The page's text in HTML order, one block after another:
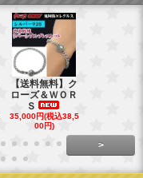
【送料無料】ク
ローズ＆ＷＯＲ
Ｓ
35,000円(税込38,5
00円)
>